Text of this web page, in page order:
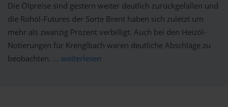
Die Ölpreise sind gestern weiter deutlich zurückgefallen und
die Rohöl-Futures der Sorte Brent haben sich zuletzt um
mehr als zwanzig Prozent verbilligt. Auch bei den Heizöl-
Notierungen für Krenglbach waren deutliche Abschläge zu
beobachten. ... weiterlesen